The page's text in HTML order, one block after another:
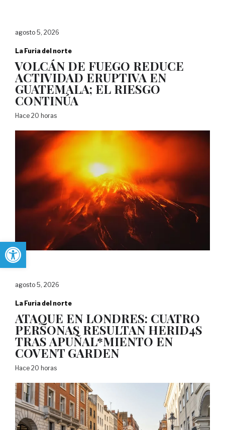
Abrir barra de herramientas
agosto 5, 2026
La Furia del norte
VOLCÁN DE FUEGO REDUCE
ACTIVIDAD ERUPTIVA EN
GUATEMALA; EL RIESGO
CONTINÚA
Hace 20 horas
agosto 5, 2026
La Furia del norte
ATAQUE EN LONDRES: CUATRO
PERSONAS RESULTAN HERID4S
TRAS APUÑAL*MIENTO EN
COVENT GARDEN
Hace 20 horas